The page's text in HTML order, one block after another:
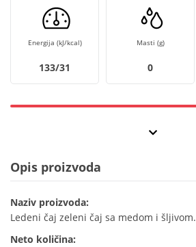
Energija (kJ/kcal)
133/31
Masti (g)
0
Opis proizvoda
Naziv proizvoda:
Ledeni čaj zeleni čaj sa medom i šljivom.
Neto količina: